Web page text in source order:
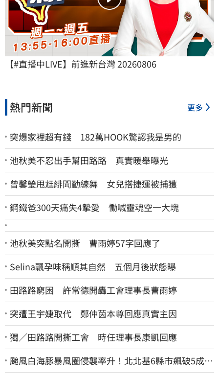
【#直播中LIVE】前進新台灣 20260806
熱門新聞 更多
突爆家裡超有錢 182萬HOOK驚認我是男的
池秋美不忍出手幫田路路 真實暖舉曝光
曾馨瑩甩尪緋聞勤練舞 女兒搭捷運被捕獲
鋼鐵爸300天痛失4摯愛 慟喊靈魂空一大塊
池秋美突點名開撕 曹雨婷57字回應了
Selina飄孕味稱順其自然 五個月後狀態曝
田路路窮困 許常德開轟工會理事長曹雨婷
突遭王宇婕取代 鄭仲茵本尊回應真實主因
獨／田路路開撕工會 時任理事長康凱回應
颱風白海豚暴風圈侵襲率升！北北基6縣市飆破5成
1縣市「最高達67%」